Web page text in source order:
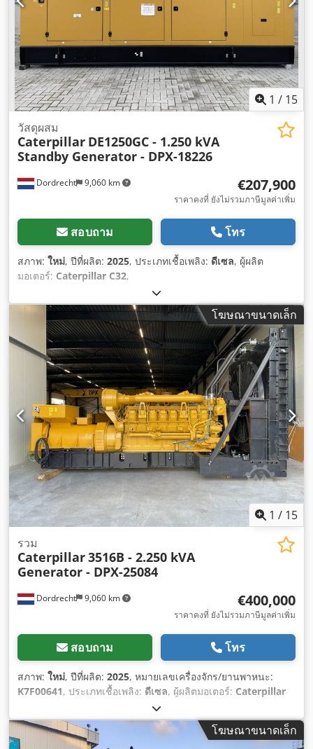
1 / 15
Dordrecht 9,060 km
วัสดุผสม
Caterpillar DE1250GC - 1.250 kVA
Standby Generator - DPX-18226
€207,900
ราคาคงที่ ยังไม่รวมภาษีมูลค่าเพิ่ม
สอบถาม โทร
สภาพ: ใหม่, ปีที่ผลิต: 2025, ประเภทเชื้อเพลิง: ดีเซล, ผู้ผลิต
มอเตอร์: Caterpillar C32,
โฆษณาขนาดเล็ก
1 / 15
Dordrecht 9,060 km
รวม
Caterpillar3516B - 2.250 kVA
Generator - DPX-25084
€400,000
ราคาคงที่ ยังไม่รวมภาษีมูลค่าเพิ่ม
สอบถาม โทร
สภาพ: ใหม่, ปีที่ผลิต: 2025, หมายเลขเครื่องจักร/ยานพาหนะ:
K7F00641, ประเภทเชื้อเพลิง: ดีเซล, ผู้ผลิตมอเตอร์: Caterpillar
โฆษณาขนาดเล็ก